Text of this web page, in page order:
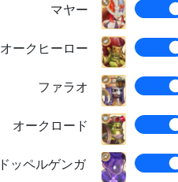
マヤー
オークヒーロー
ファラオ
オークロード
ドッペルゲンガ